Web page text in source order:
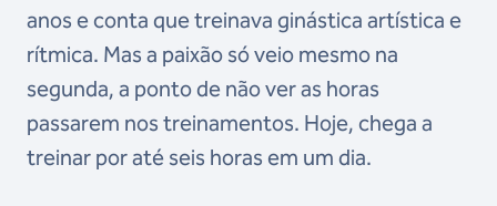
anos e conta que treinava ginástica artística e
rítmica. Mas a paixão só veio mesmo na
segunda, a ponto de não ver as horas
passarem nos treinamentos. Hoje, chega a
treinar por até seis horas em um dia.